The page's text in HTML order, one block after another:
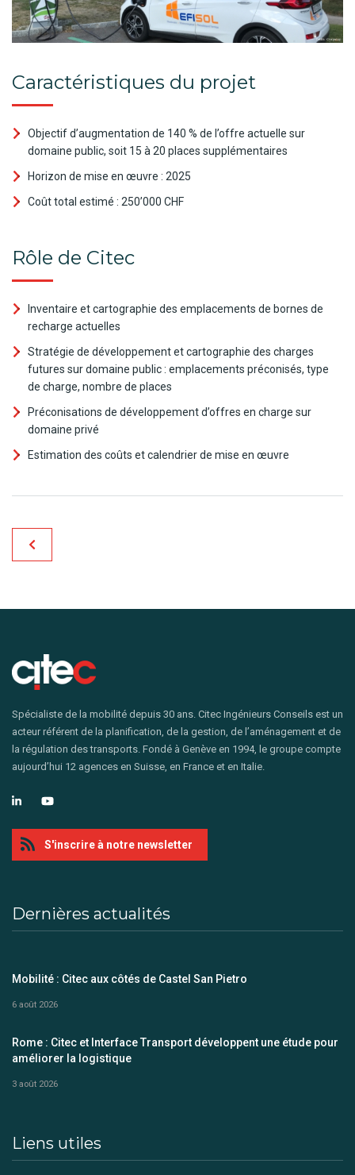
Caractéristiques du projet
Objectif d’augmentation de 140 % de l’offre actuelle sur
domaine public, soit 15 à 20 places supplémentaires
Horizon de mise en œuvre : 2025
Coût total estimé : 250’000 CHF
Rôle de Citec
Inventaire et cartographie des emplacements de bornes de
recharge actuelles
Stratégie de développement et cartographie des charges
futures sur domaine public : emplacements préconisés, type
de charge, nombre de places
Préconisations de développement d’offres en charge sur
domaine privé
Estimation des coûts et calendrier de mise en œuvre
Spécialiste de la mobilité depuis 30 ans. Citec Ingénieurs Conseils est un
acteur référent de la planification, de la gestion, de l’aménagement et de
la régulation des transports. Fondé à Genève en 1994, le groupe compte
aujourd’hui 12 agences en Suisse, en France et en Italie.
S'inscrire à notre newsletter
Dernières actualités
Mobilité : Citec aux côtés de Castel San Pietro
6 août 2026
Rome : Citec et Interface Transport développent une étude pour
améliorer la logistique
3 août 2026
Liens utiles